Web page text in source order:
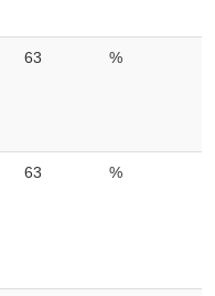
63 %
63 %